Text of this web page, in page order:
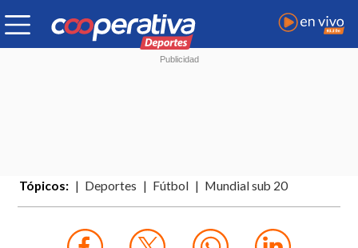
Tópicos: Deportes Fútbol Mundial sub 20